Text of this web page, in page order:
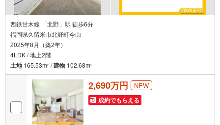
西鉄甘木線 「北野」駅 徒歩6分
福岡県久留米市北野町今山
2025年8月（築2年）
4LDK / 地上2階
土地165.53m2 /建物 102.68m2
2,690万円 NEW
成約でもらえる